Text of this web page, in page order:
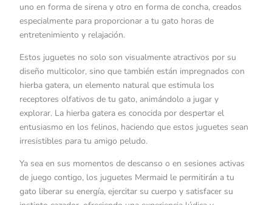
uno en forma de sirena y otro en forma de concha, creados
especialmente para proporcionar a tu gato horas de
entretenimiento y relajación.
Estos juguetes no solo son visualmente atractivos por su
diseño multicolor, sino que también están impregnados con
hierba gatera, un elemento natural que estimula los
receptores olfativos de tu gato, animándolo a jugar y
explorar. La hierba gatera es conocida por despertar el
entusiasmo en los felinos, haciendo que estos juguetes sean
irresistibles para tu amigo peludo.
Ya sea en sus momentos de descanso o en sesiones activas
de juego contigo, los juguetes Mermaid le permitirán a tu
gato liberar su energía, ejercitar su cuerpo y satisfacer su